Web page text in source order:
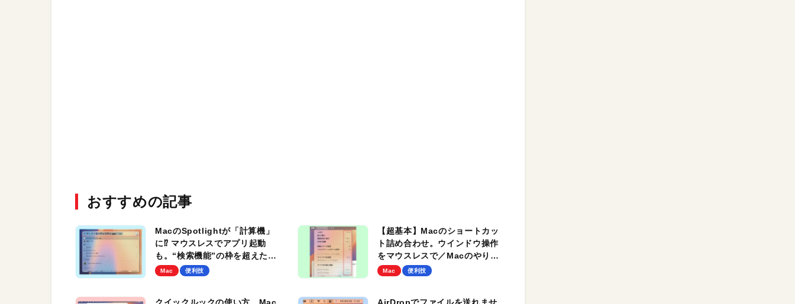
おすすめの記事
MacのSpotlightが「計算機」
に⁉︎ マウスレスでアプリ起動
も。“検索機能”の枠を超えた活
用法／Macのやりすぎ効率化バ
Mac 便利技
【超基本】Macのショートカッ
ト詰め合わせ。ウインドウ操作
をマウスレスで／Macのやりす
ぎ効率化バイブル
Mac 便利技